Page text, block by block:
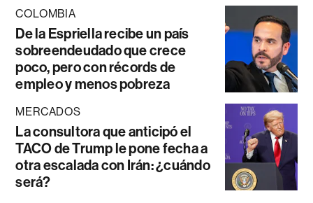
COLOMBIA
De la Espriella recibe un país
sobreendeudado que crece
poco, pero con récords de
empleo y menos pobreza
MERCADOS
La consultora que anticipó el
TACO de Trump le pone fecha a
otra escalada con Irán: ¿cuándo
será?